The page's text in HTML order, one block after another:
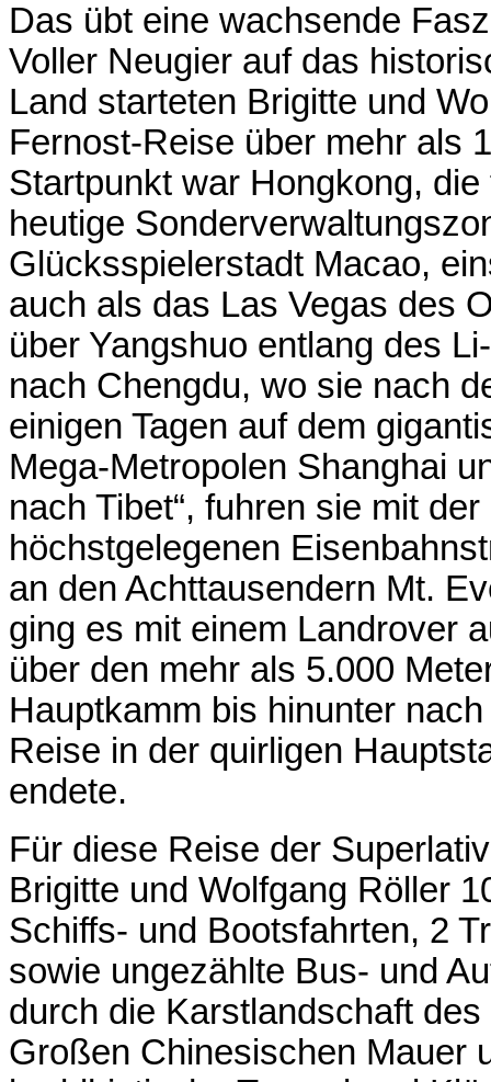
Das übt eine wachsende
Voller Neugier auf das
Land starteten Brigitte und
Fernost-Reise über mehr als
Startpunkt war Hongkong,
heutige
Glücksspielerstadt Macao,
auch als das Las Vegas des
über Yangshuo entlang des
nach Chengdu, wo sie nach
einigen Tagen auf dem
Mega-Metropolen Shanghai
nach Tibet“, fuhren sie mit
höchstgelegenen
an den Achttausendern Mt.
ging es mit einem Landrover
über den mehr als 5.000
Hauptkamm bis hinunter
Reise in der quirligen
endete.
Für diese Reise der
Brigitte und Wolfgang Röller
Schiffs- und Bootsfahrten, 2
sowie ungezählte Bus- und
durch die Karstlandschaft
Großen Chinesischen Mauer